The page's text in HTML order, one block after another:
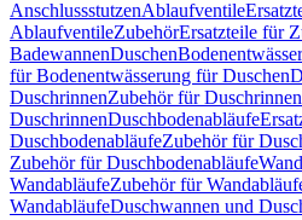
AnschlussstutzenAblaufventile
AblaufventileZubehörErsatzteile für
BadewannenDuschen
für Bodenentwässerung für Duschen
DuschrinnenZubehör für Duschrinnen
DuschrinnenDuschbodenabläufe
DuschbodenabläufeZubehör für
Zubehör für Duschbodenabläufe
WandabläufeZubehör für
WandabläufeDuschwannen und